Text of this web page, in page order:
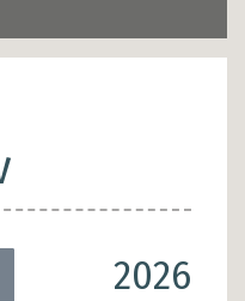
2026